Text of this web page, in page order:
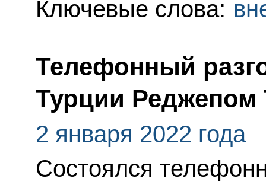
Ключевые слова:
Телефонный
Турции
2 января 2022 года
Состоялся